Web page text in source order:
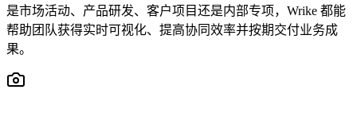
是市场活动、产品研发、客户项目还是内部专项，Wrike 都能
帮助团队获得实时可视化、提高协同效率并按期交付业务成
果。